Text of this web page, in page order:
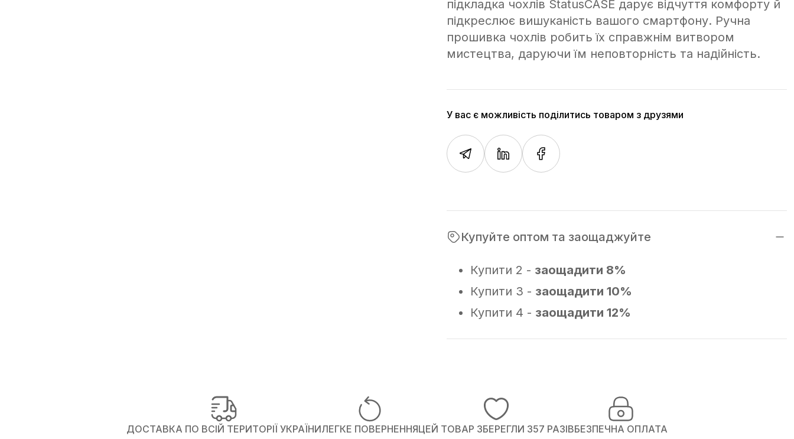
підкладка чохлів StatusCASE дарує відчуття комфорту й
підкреслює вишуканість вашого смартфону. Ручна
прошивка чохлів робить їх справжнім витвором
мистецтва, даруючи їм неповторність та надійність.
У вас є можливість поділитись товаром з друзями
Купуйте оптом та заощаджуйте
Купити 2 - заощадити 8%
Купити 3 - заощадити 10%
Купити 4 - заощадити 12%
ДОСТАВКА ПО ВСІЙ ТЕРИТОРІЇ УКРАЇНИЛЕГКЕ ПОВЕРНЕННЯЦЕЙ ТОВАР ЗБЕРЕГЛИ 357 РАЗІВБЕЗПЕЧНА ОПЛАТА